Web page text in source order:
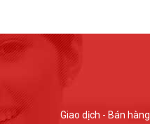
Kinh doanh - Bán hàng